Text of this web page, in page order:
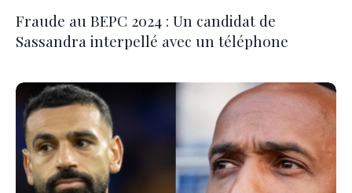
Fraude au BEPC 2024 : Un candidat de
Sassandra interpellé avec un téléphone